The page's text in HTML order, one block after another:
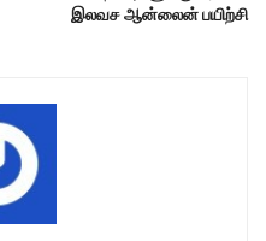
இலவச ஆன்லைன் பயிற்சி